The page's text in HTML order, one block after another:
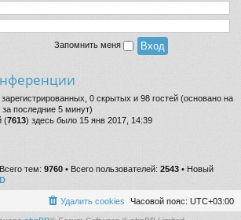
Запомнить меня
0 скрытых и 98 гостей (основано на
за последние 5 минут)
(7613) здесь было 15 янв 2017, 14:39
тем: 9760 • Всего пользователей: 2543 • Новый
Часовой пояс: UTC+03:00
Удалить cookies